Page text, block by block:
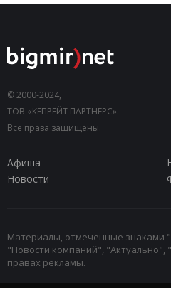
© 2000-2024,
ТОВ «КЕПРЕЙТ ПАРТНЕРС».
Все права защищены.
Афиша
Новости
Материалы, отмеченные знаками
"Новости компаний", "Актуально",
правах рекламы.